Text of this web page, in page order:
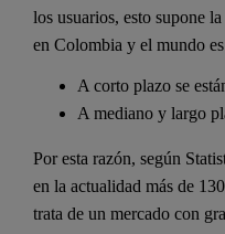
los usuarios, esto supone
en Colombia y el mundo
A corto plazo se
A mediano y largo
Por esta razón, según
en la actualidad más de
trata de un mercado con